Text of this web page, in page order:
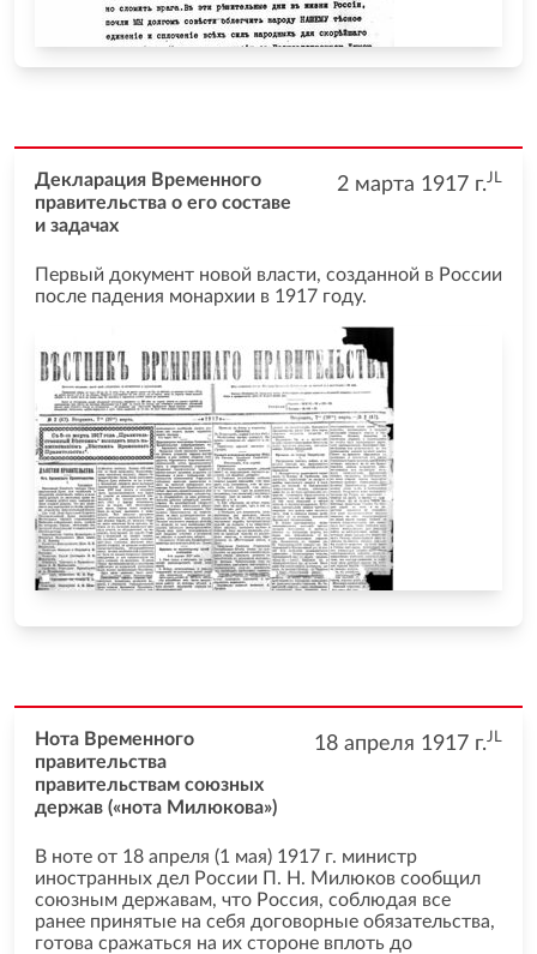
2 марта 1917 г.JL
Декларация Временного
правительства о его составе
и задачах
Первый документ новой власти, созданной в России
после падения монархии в 1917 году.
18 апреля 1917 г.JL
Нота Временного
правительства
правительствам союзных
держав («нота Милюкова»)
В ноте от 18 апреля (1 мая) 1917 г. министр
иностранных дел России П. Н. Милюков сообщил
союзным державам, что Россия, соблюдая все
ранее принятые на себя договорные обязательства,
готова сражаться на их стороне вплоть до